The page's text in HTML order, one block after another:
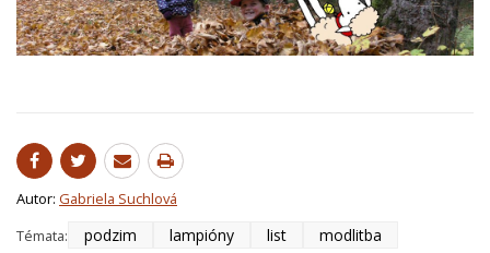
Autor: Gabriela Suchlová
Témata:
podzim lampióny list
modlitba